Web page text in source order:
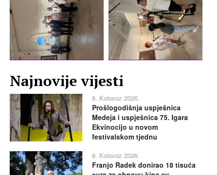
Najnovije vijesti
6. Kolovoz 2026.
Prošlogodišnja uspješnica
Medeja i uspješnica 75. Igara
Ekvinocijo u novom
festivalskom tjednu
6. Kolovoz 2026.
Franjo Radek donirao 18 tisuća